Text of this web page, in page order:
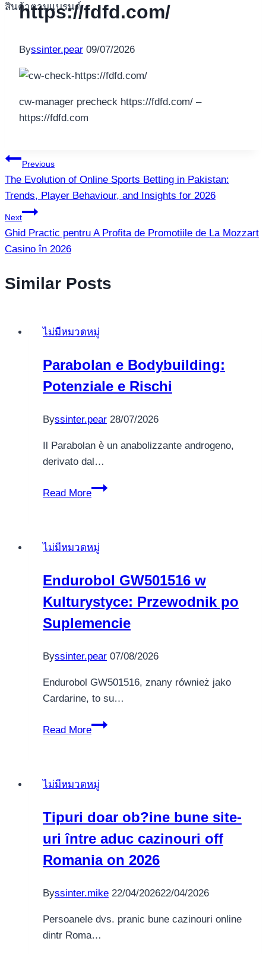
สินค้าตามแบรนด์
https://fdfd.com/
Byssinter.pear 09/07/2026
cw-manager precheck https://fdfd.com/ –
https://fdfd.com
แนะแนว
เรื่อง
Previous
The Evolution of Online Sports Betting in Pakistan:
Trends, Player Behaviour, and Insights for 2026
Next
Ghid Practic pentru A Profita de Promotiile de La Mozzart
Casino în 2026
Similar Posts
ไม่มีหมวดหมู่
Parabolan e Bodybuilding:
Potenziale e Rischi
Byssinter.pear 28/07/2026
Il Parabolan è un anabolizzante androgeno,
derivato dal…
Read More
Parabolan
e
ไม่มีหมวดหมู่
Endurobol GW501516 w
Kulturystyce: Przewodnik po
Suplemencie
Byssinter.pear 07/08/2026
Endurobol GW501516, znany również jako
Cardarine, to su…
Read More
Endurobol
Przewodnik
Suplemencie
ไม่มีหมวดหมู่
Tipuri doar ob?ine bune site-
uri între aduc cazinouri off
Romania on 2026
Byssinter.mike 22/04/202622/04/2026
Persoanele dvs. pranic bune cazinouri online
dintr Roma…